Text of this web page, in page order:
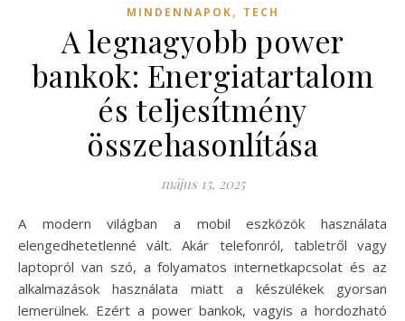
MINDENNAPOK, TECH
A legnagyobb power
bankok: Energiatartalom
és teljesítmény
összehasonlítása
május 15, 2025
A modern világban a mobil eszközök használata
elengedhetetlenné vált. Akár telefonról, tabletről vagy
laptopról van szó, a folyamatos internetkapcsolat és az
alkalmazások használata miatt a készülékek gyorsan
lemerülnek. Ezért a power bankok, vagyis a hordozható